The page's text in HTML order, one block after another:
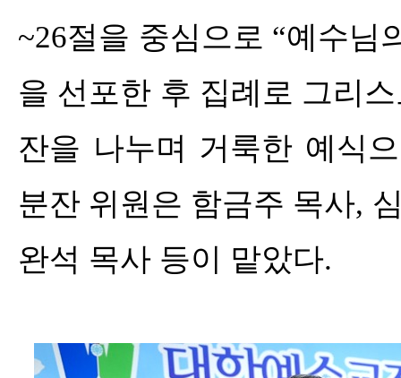
~26절을 중심으로 “예수님
을 선포한 후 집례로 그리
잔을 나누며 거룩한 예식
분잔 위원은 함금주 목사,
완석 목사 등이 맡았다.